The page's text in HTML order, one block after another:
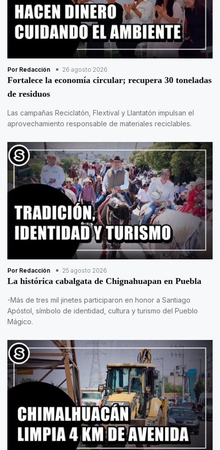
Por Redacción 26 agosto 2026
Fortalece la economía circular; recupera 30 toneladas
de residuos
Las campañas Reciclatón, Flextival y Llantatón impulsan el
aprovechamiento responsable de materiales reciclables.
Por Redacción 25 agosto 2026
La histórica cabalgata de Chignahuapan en Puebla
-Más de tres mil jinetes participaron en honor a Santiago
Apóstol, símbolo de identidad, cultura y turismo del Pueblo
Mágico.